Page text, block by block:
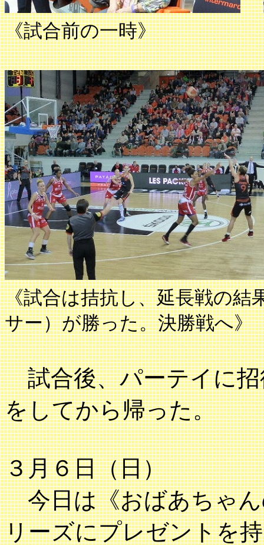
《試合前の一時》
《試合は拮抗し、延長戦の結
サー）が勝った。決勝戦へ》
試合後、パーテイに招
をしてから帰った。
３月６日（日）
今日は《おばあちゃん
リーズにプレゼントを